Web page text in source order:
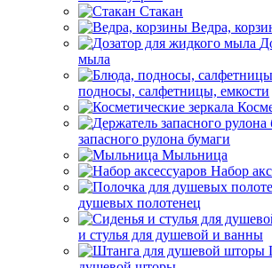
Стакан
Ведра,
мыла
подносы, салфетницы, емкости
запасного рулона бумаги
Мыльница
Набор
душевых полотенец
и стулья для душевой и ванны